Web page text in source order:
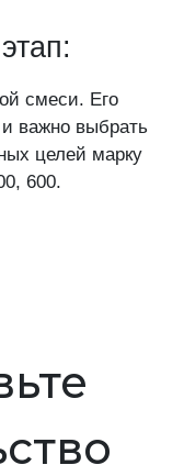
смеси. Его
важно выбрать
целей марку
600.